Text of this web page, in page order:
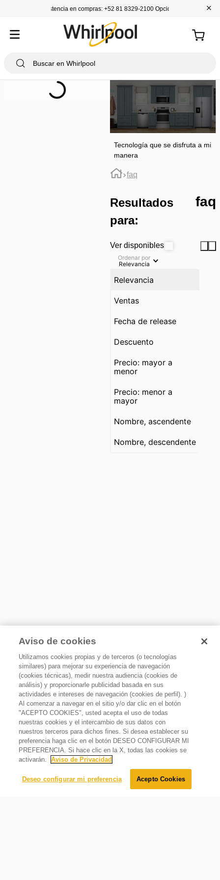
Asistencia en compras: +52 81 8329-2100 Opción 1 +
Tecnología que se disfruta a mi
manera
faq
Resultados
para:
faq
Ver disponibles
Ordenar por
Relevancia
Relevancia
Ventas
Fecha de release
Descuento
Precio: mayor a
menor
Precio: menor a
mayor
Nombre, ascendente
Nombre, descendente
Aviso de cookies
Utilizamos cookies propias y de terceros (o tecnologías
similares) para mejorar su experiencia de navegación
(cookies técnicas), medir nuestra audiencia (cookies de
análisis) y proporcionarle publicidad basada en sus
actividades e intereses de navegación (cookies de perfil). )
Al comenzar a navegar en el sitio y/o dar clic en el botón
"ACEPTO COOKIES", usted acepta el uso de todas
nuestras cookies y el intercambio de sus datos con
nuestros terceros para dichos fines. Si desea establecer su
preferencia haga clic en el botón DESEO CONFIGURAR MI
PREFERENCIA. Si hace clic en la X, todas las cookies se
activarán.
Aviso de Privacidad
Deseo configurar mi preferencia Acepto Cookies